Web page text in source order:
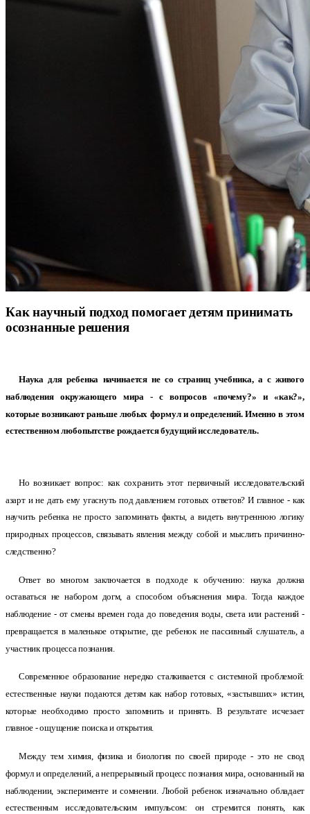
Как научный подход помогает детям принимать
осознанные решения
Наука для ребенка начинается не со страниц учебника, а с живого
наблюдения окружающего мира - с вопросов «почему?» и «как?»,
которые возникают раньше любых формул и определений. Именно в этом
естественном любопытстве рождается будущий исследователь.
Но возникает вопрос: как сохранить этот первичный исследовательский
азарт и не дать ему угаснуть под давлением готовых ответов? И главное - как
научить ребенка не просто запоминать факты, а видеть внутреннюю логику
природных процессов, связывать явления между собой и мыслить причинно-
следственно?
Ответ во многом заключается в подходе к обучению: наука должна
оставаться не набором догм, а способом объяснения мира. Тогда каждое
наблюдение - от смены времен года до поведения воды, света или растений -
превращается в маленькое открытие, где ребенок не пассивный слушатель, а
участник процесса познания.
Современное образование нередко сталкивается с системной проблемой:
естественные науки подаются детям как набор готовых, «застывших» истин,
которые необходимо просто запомнить и принять. В результате исчезает
главное - ощущение поиска и открытия.
Между тем химия, физика и биология по своей природе - это не свод
формул и определений, а непрерывный процесс познания мира, основанный на
наблюдении, эксперименте и сомнении. Любой ребенок изначально обладает
естественным исследовательским импульсом: он стремится понять, как